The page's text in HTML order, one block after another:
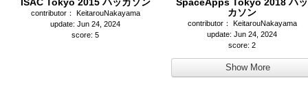
contributor： KeitarouNakayama
update: Jun 24, 2024
score: 5
カソン
contributor： KeitarouNakayama
update: Jun 24, 2024
score: 2
Show More